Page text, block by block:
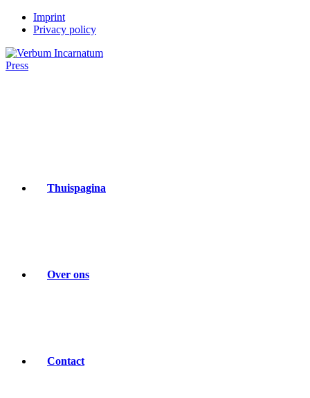
naar
Imprint
Privacy policy
Thuispagina
Over ons
Contact